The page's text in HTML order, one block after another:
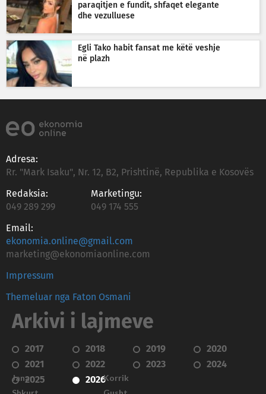
paraqitjen e fundit, shfaqet elegante
dhe vezulluese
Egli Tako habit fansat me këtë veshje
në plazh
Adresa:
Rr. "Mark Isaku", Nr. 12, B2, Prishtinë, Republika e Kosovës
Redaksia:
049 289 299
Marketingu:
049 174 555
Email:
ekonomia.online@gmail.com
marketing@ekonomiaonline.com
Impressum
Themeluar nga Faton Osmani
Arkivi i lajmeve
2017 2018 2019
2020
2021
2022 2023
2024
2025
2026
Janar
Korrik